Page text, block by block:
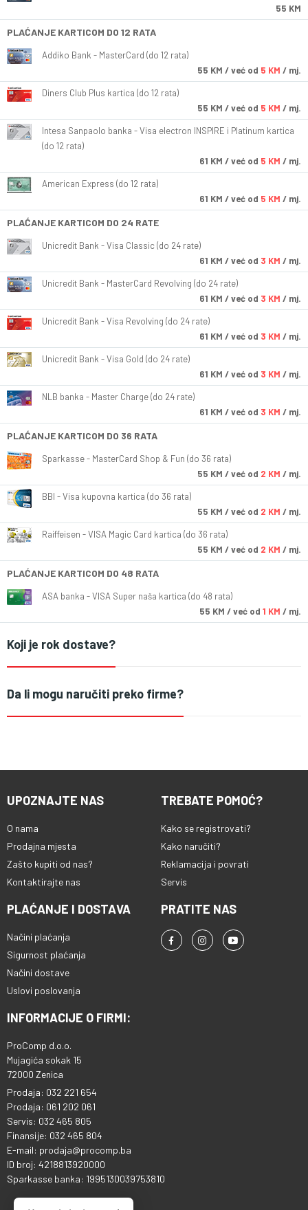
55 KM
PLAĆANJE KARTICOM DO 12 RATA
Addiko Bank - MasterCard (do 12 rata)
55 KM / već od 5 KM / mj.
Diners Club Plus kartica (do 12 rata)
55 KM / već od 5 KM / mj.
Intesa Sanpaolo banka - Visa electron INSPIRE i Platinum kartica
(do 12 rata)
61 KM / već od 5 KM / mj.
American Express (do 12 rata)
61 KM / već od 5 KM / mj.
PLAĆANJE KARTICOM DO 24 RATE
Unicredit Bank - Visa Classic (do 24 rate)
61 KM / već od 3 KM / mj.
Unicredit Bank - MasterCard Revolving (do 24 rate)
61 KM / već od 3 KM / mj.
Unicredit Bank - Visa Revolving (do 24 rate)
61 KM / već od 3 KM / mj.
Unicredit Bank - Visa Gold (do 24 rate)
61 KM / već od 3 KM / mj.
NLB banka - Master Charge (do 24 rate)
61 KM / već od 3 KM / mj.
PLAĆANJE KARTICOM DO 36 RATA
Sparkasse - MasterCard Shop & Fun (do 36 rata)
55 KM / već od 2 KM / mj.
BBI - Visa kupovna kartica (do 36 rata)
55 KM / već od 2 KM / mj.
Raiffeisen - VISA Magic Card kartica (do 36 rata)
55 KM / već od 2 KM / mj.
PLAĆANJE KARTICOM DO 48 RATA
ASA banka - VISA Super naša kartica (do 48 rata)
55 KM / već od 1 KM / mj.
Koji je rok dostave?
Da li mogu naručiti preko firme?
UPOZNAJTE NAS
O nama
Prodajna mjesta
Zašto kupiti od nas?
Kontaktirajte nas
TREBATE POMOĆ?
Kako se registrovati?
Kako naručiti?
Reklamacija i povrati
Servis
PLAĆANJE I DOSTAVA
Načini plaćanja
Sigurnost plaćanja
Načini dostave
Uslovi poslovanja
PRATITE NAS
INFORMACIJE O FIRMI:
ProComp d.o.o.
Mujagića sokak 15
72000 Zenica
Prodaja: 032 221 654
Prodaja: 061 202 061
Servis: 032 465 805
Finansije: 032 465 804
E-mail: prodaja@procomp.ba
ID broj: 4218813920000
Sparkasse banka: 1995130039753810